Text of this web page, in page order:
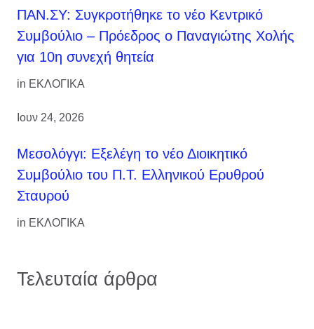
ΠΑΝ.ΣΥ: Συγκροτήθηκε το νέο Κεντρικό
Συμβούλιο – Πρόεδρος ο Παναγιώτης Χολής
για 10η συνεχή θητεία
in ΕΚΛΟΓΙΚΑ
Ιουν 24, 2026
Μεσολόγγι: Εξελέγη το νέο Διοικητικό
Συμβούλιο του Π.Τ. Ελληνικού Ερυθρού
Σταυρού
in ΕΚΛΟΓΙΚΑ
Τελευταία άρθρα